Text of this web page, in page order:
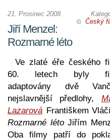
Český
21. Prosinec 2008
Jiří Menzel:
Rozmarné léto
Ve zlaté éře českého
60. letech byly
adaptovány dvě
nejslavnější předlohy,
Lazarová Františkem
Rozmarné létoJiřím
Oba filmy patří do